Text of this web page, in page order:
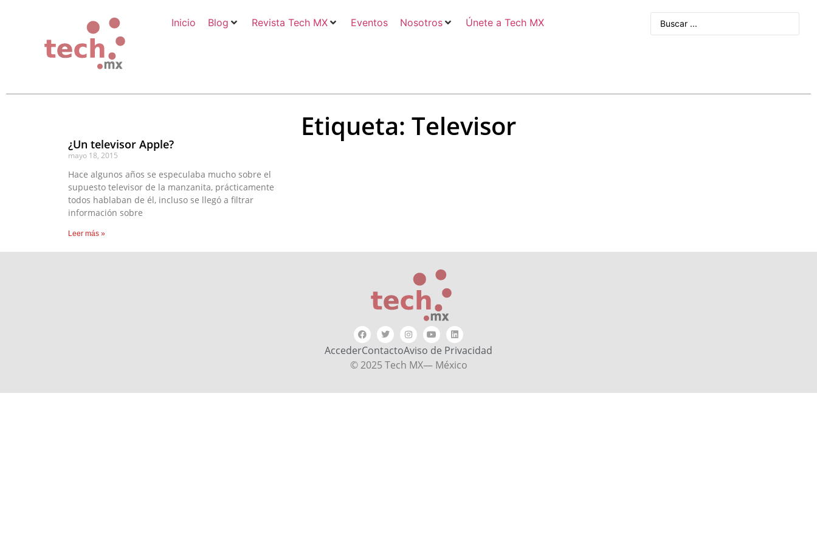
Inicio Blog Revista Tech MX Eventos Nosotros Únete a Tech MX
Etiqueta: Televisor
¿Un televisor Apple?
mayo 18, 2015
Hace algunos años se especulaba mucho sobre el
supuesto televisor de la manzanita, prácticamente
todos hablaban de él, incluso se llegó a filtrar
información sobre
Leer más »
AccederContactoAviso de Privacidad
© 2025 Tech MX— México